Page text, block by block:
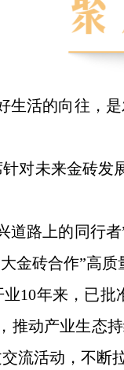
生活的向往，
对未来金砖发
道路上的同行
金砖合作”高
10年来，已
推动产业生态
流活动，不